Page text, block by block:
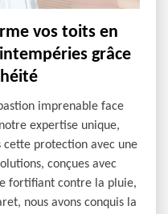
vos toits en
grâce
imprenable face
expertise unique,
cette protection avec une
conçues avec
fortifiant contre la pluie,
nous avons conquis la